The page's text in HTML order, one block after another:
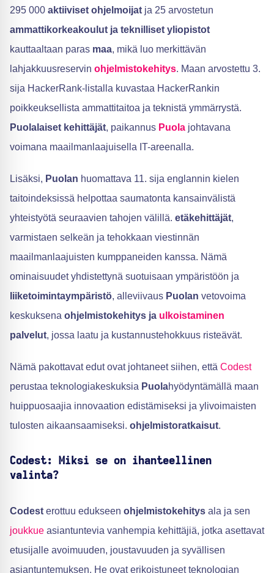
295 000 aktiiviset ohjelmoijat ja 25 arvostetun
ammattikorkeakoulut ja teknilliset yliopistot
kauttaaltaan paras maa, mikä luo merkittävän
lahjakkuusreservin ohjelmistokehitys. Maan arvostettu 3.
sija HackerRank-listalla kuvastaa HackerRankin
poikkeuksellista ammattitaitoa ja teknistä ymmärrystä.
Puolalaiset kehittäjät, paikannus Puola johtavana
voimana maailmanlaajuisella IT-areenalla.
Lisäksi, Puolan huomattava 11. sija englannin kielen
taitoindeksissä helpottaa saumatonta kansainvälistä
yhteistyötä seuraavien tahojen välillä. etäkehittäjät,
varmistaen selkeän ja tehokkaan viestinnän
maailmanlaajuisten kumppaneiden kanssa. Nämä
ominaisuudet yhdistettynä suotuisaan ympäristöön ja
liiketoimintaympäristö, alleviivaus Puolan vetovoima
keskuksena ohjelmistokehitys ja ulkoistaminen
palvelut, jossa laatu ja kustannustehokkuus risteävät.
Nämä pakottavat edut ovat johtaneet siihen, että Codest
perustaa teknologiakeskuksia Puolahyödyntämällä maan
huippuosaajia innovaation edistämiseksi ja ylivoimaisten
tulosten aikaansaamiseksi. ohjelmistoratkaisut.
Codest: Miksi se on ihanteellinen
valinta?
Codest erottuu edukseen ohjelmistokehitys ala ja sen
joukkue asiantuntevia vanhempia kehittäjiä, jotka asettavat
etusijalle avoimuuden, joustavuuden ja syvällisen
asiantuntemuksen. He ovat erikoistuneet teknologian